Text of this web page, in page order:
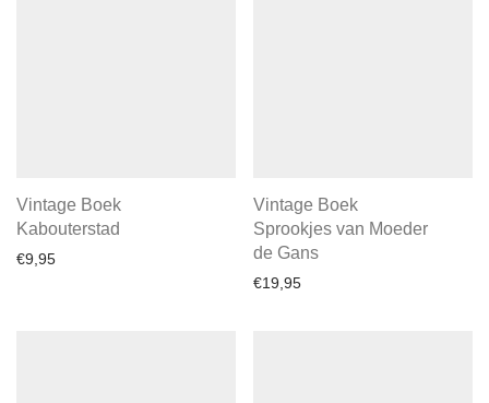
Vintage Boek
Kabouterstad
€9,95
Vintage Boek
Sprookjes van Moeder
de Gans
€19,95